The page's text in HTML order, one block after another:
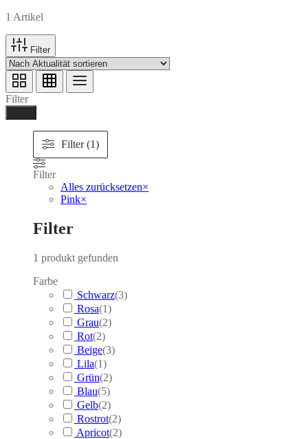
1 Artikel
Filter
Filter
Filter (1)
Filter
Alles zurücksetzen×
Pink×
Filter
1 produkt gefunden
Farbe
Schwarz(3)
Rosa(1)
Grau(2)
Rot(2)
Beige(3)
Lila(1)
Grün(2)
Blau(5)
Gelb(2)
Rostrot(2)
Apricot(2)